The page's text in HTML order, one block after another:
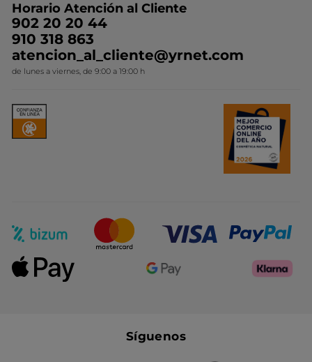
Conviértete en Franquiciada
Ideas de Regalo
Colección Monoi
Novedades del mes
Contacto
Horario Atención al Cliente
902 20 20 44
910 318 863
atencion_al_cliente@yrnet.com
de lunes a viernes, de 9:00 a 19:00 h
Síguenos